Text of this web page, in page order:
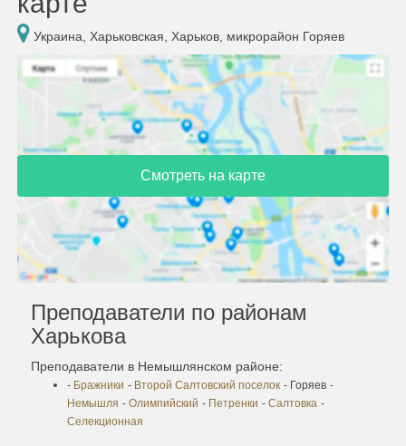
Украина, Харьковская, Харьков, микрорайон Горяев
Смотреть на карте
Преподаватели по районам
Харькова
Преподаватели в Немышлянском районе:
- Бражники - Второй Салтовский поселок - Горяев -
Немышля - Олимпийский - Петренки - Салтовка -
Селекционная